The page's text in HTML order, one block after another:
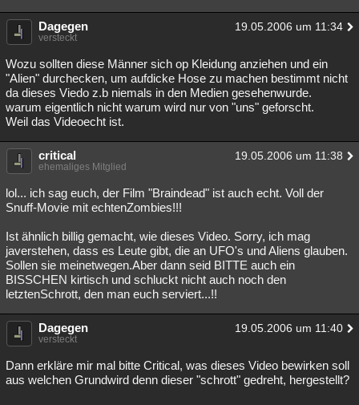
Dagegen 19.05.2006 um 11:34
versteckt
Wozu sollten diese Männer sich op Kleidung anziehen und ein
"Alien" durchecken, um aufdicke Hose zu machen bestimmt nicht
da dieses Viedo z.b niemals in den Medien gesehenwurde.
warum eigentlich nicht warum wird nur von "uns" geforscht.
Weil das Videoecht ist.
critical 19.05.2006 um 11:38
ehemaliges Mitglied
lol... ich sag euch, der Film "Braindead" ist auch echt. Voll der
Snuff-Movie mit echtenZombies!!!
Ist ähnlich billig gemacht, wie dieses Video. Sorry, ich mag
javerstehen, dass es Leute gibt, die an UFO's und Aliens glauben.
Sollen sie meinetwegen.Aber dann seid BITTE auch ein
BISSCHEN kirtisch und schluckt nicht auch noch den
letztenSchrott, den man euch serviert...!!
Dagegen 19.05.2006 um 11:40
versteckt
Dann erkläre mir mal bitte Critical, was dieses Video bewirken soll
aus welchen Grundwird denn dieser "schrott" gedreht, hergestellt?